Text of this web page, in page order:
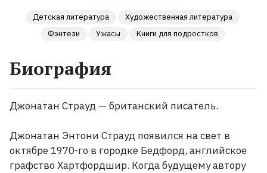
Коллекции
Детская литература
Художественная литература
Фэнтези
Ужасы Книги для подростков
Биография
Джонатан Страуд — британский писатель.
Джонатан Энтони Страуд появился на свет в
октябре 1970-го в городке Бедфорд, английское
графство Хартфордшир. Когда будущему автору